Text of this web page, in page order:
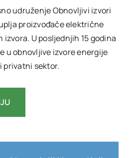
udruženje Obnovljivi izvori
proizvođače električne
U posljednjih 15 godina
u obnovljive izvore energije
privatni sektor.